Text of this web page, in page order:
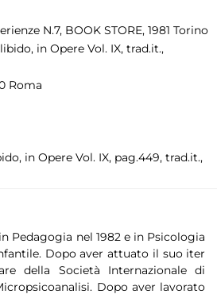
N.7, BOOK STORE, 1981 Torino
in Opere Vol. IX, trad.it.,
Roma
in Opere Vol. IX, pag.449, trad.it.,
Pedagogia nel 1982 e in Psicologia
Dopo aver attuato il suo iter
della Società Internazionale di
Dopo aver lavorato